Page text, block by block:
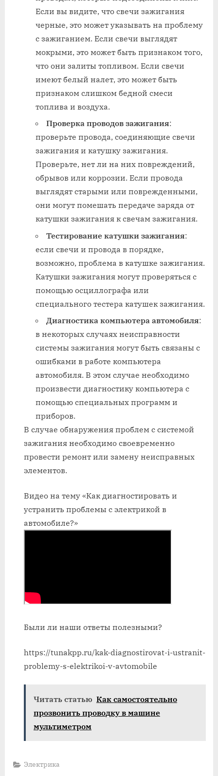
Если вы видите, что свечи зажигания
черные, это может указывать на проблему
с зажиганием. Если свечи выглядят
мокрыми, это может быть признаком того,
что они залиты топливом. Если свечи
имеют белый налет, это может быть
признаком слишком бедной смеси
топлива и воздуха.
Проверка проводов зажигания:
проверьте провода, соединяющие свечи
зажигания и катушку зажигания.
Проверьте, нет ли на них повреждений,
обрывов или коррозии. Если провода
выглядят старыми или поврежденными,
они могут помешать передаче заряда от
катушки зажигания к свечам зажигания.
Тестирование катушки зажигания:
если свечи и провода в порядке,
возможно, проблема в катушке зажигания.
Катушки зажигания могут проверяться с
помощью осциллографа или
специального тестера катушек зажигания.
Диагностика компьютера автомобиля:
в некоторых случаях неисправности
системы зажигания могут быть связаны с
ошибками в работе компьютера
автомобиля. В этом случае необходимо
произвести диагностику компьютера с
помощью специальных программ и
приборов.
В случае обнаружения проблем с системой
зажигания необходимо своевременно
провести ремонт или замену неисправных
элементов.
Видео на тему «Как диагностировать и
устранить проблемы с электрикой в
автомобиле?»
Были ли наши ответы полезными?
https://tunakpp.ru/kak-diagnostirovat-i-ustranit-
problemy-s-elektrikoi-v-avtomobile
Читать статью Как самостоятельно
прозвонить проводку в машине
мультиметром
Электрика